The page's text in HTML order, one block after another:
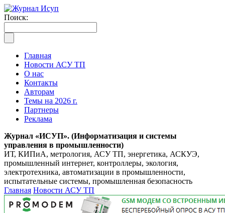
Поиск:
Главная
Новости АСУ ТП
О нас
Контакты
Авторам
Темы на 2026 г.
Партнеры
Реклама
Журнал «ИСУП». (Информатизация и системы
управления в промышленности)
ИТ, КИПиА, метрология, АСУ ТП, энергетика, АСКУЭ,
промышленный интернет, контроллеры, экология,
электротехника, автоматизации в промышленности,
испытательные системы, промышленная безопасность
Главная Новости АСУ ТП